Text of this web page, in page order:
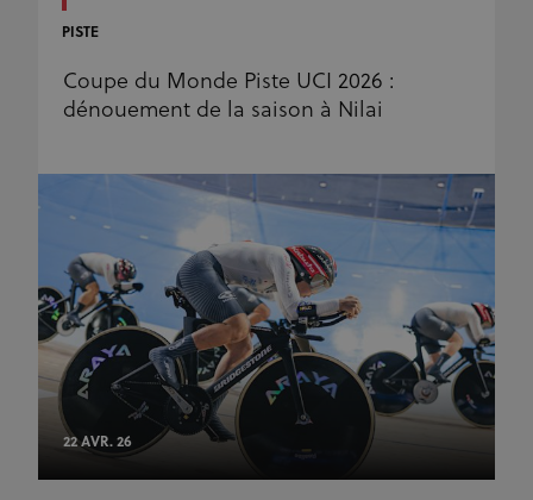
PISTE
Coupe du Monde Piste UCI 2026 :
dénouement de la saison à Nilai
22 AVR. 26